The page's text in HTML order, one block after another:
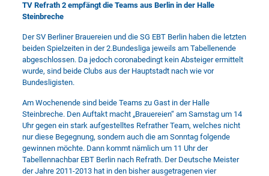
TV Refrath 2 empfängt die Teams aus Berlin in der Halle
Steinbreche
Der SV Berliner Brauereien und die SG EBT Berlin haben die letzten
beiden Spielzeiten in der 2.Bundesliga jeweils am Tabellenende
abgeschlossen. Da jedoch coronabedingt kein Absteiger ermittelt
wurde, sind beide Clubs aus der Hauptstadt nach wie vor
Bundesligisten.
Am Wochenende sind beide Teams zu Gast in der Halle
Steinbreche. Den Auftakt macht „Brauereien“ am Samstag um 14
Uhr gegen ein stark aufgestelltes Refrather Team, welches nicht
nur diese Begegnung, sondern auch die am Sonntag folgende
gewinnen möchte. Dann kommt nämlich um 11 Uhr der
Tabellennachbar EBT Berlin nach Refrath. Der Deutsche Meister
der Jahre 2011-2013 hat in den bisher ausgetragenen vier